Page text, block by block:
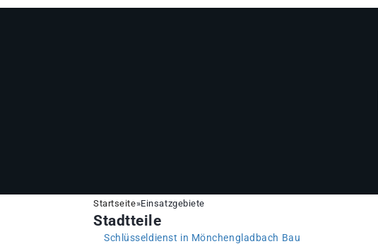
Startseite»Einsatzgebiete
Stadtteile
Schlüsseldienst in Mönchengladbach Bau